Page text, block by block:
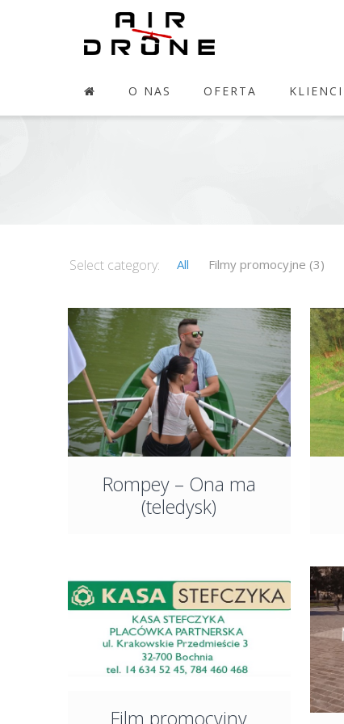
O NAS OFERTA KLIENCI
Select category: All Filmy promocyjne (3)
Rompey – Ona ma
(teledysk)
Film promocyjny